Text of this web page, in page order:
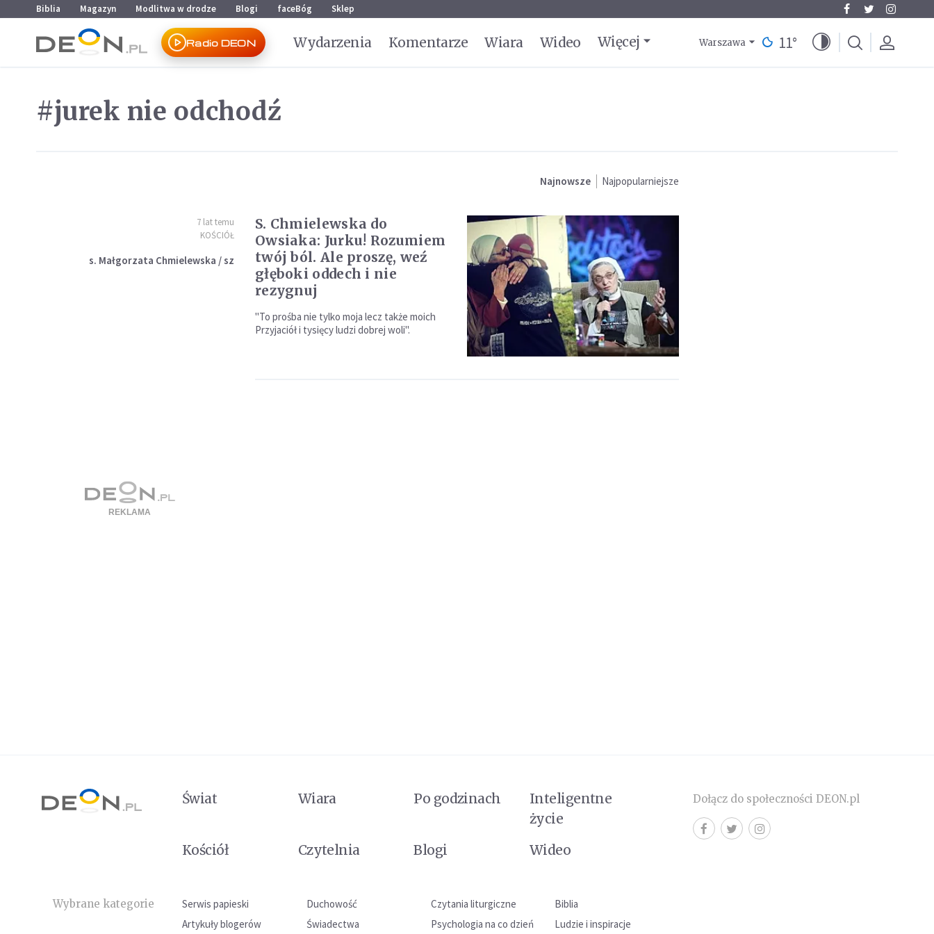
Przejdź do menu głównego
Przejdź do treści
Biblia Magazyn Modlitwa w drodze Blogi faceBóg Sklep
Radio DEON Wydarzenia Komentarze Wiara Wideo Więcej Warszawa 11°
#jurek nie odchodź
Najnowsze Najpopularniejsze
7 lat temu
KOŚCIÓŁ
s. Małgorzata Chmielewska / sz
S. Chmielewska do
Owsiaka: Jurku! Rozumiem
twój ból. Ale proszę, weź
głęboki oddech i nie
rezygnuj
"To prośba nie tylko moja lecz także moich
Przyjaciół i tysięcy ludzi dobrej woli".
Świat Wiara Po godzinach
Inteligentne
życie
Kościół
Czytelnia Blogi Wideo
Wybrane kategorie Serwis papieski Duchowość Czytania liturgiczne
Biblia
Artykuły blogerów
Świadectwa Psychologia na co dzień Ludzie i inspiracje
Dołącz do społeczności DEON.pl